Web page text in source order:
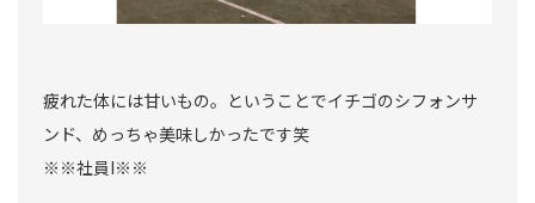
疲れた体には甘いもの。ということでイチゴのシフォンサ
ンド、めっちゃ美味しかったです笑
※※社員I※※